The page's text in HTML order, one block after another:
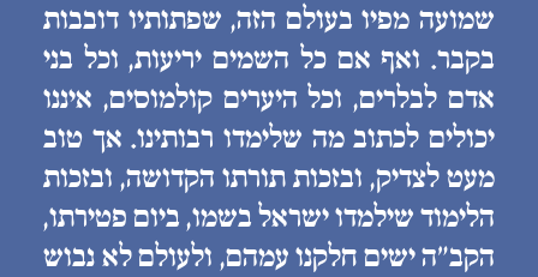
שמועה מפיו בעולם הזה, שפתותיו דובבות
בקבר. ואף אם כל השמים יריעות, וכל בני
אדם לבלרים, וכל היערים קולמוסים, איננו
יכולים לכתוב מה שלימדו רבותינו. אך טוב
מעט לצדיק, ובזכות תורתו הקדושה, ובזכות
הלימוד שילמדו ישראל בשמו, ביום פטירתו,
הקב״ה ישים חלקנו עמהם, ולעולם לא נבוש